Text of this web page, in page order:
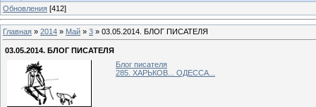
Обновления [412]
Главная » 2014 » Май » 3 » 03.05.2014. БЛОГ ПИСАТЕЛЯ
03.05.2014. БЛОГ ПИСАТЕЛЯ
Блог писателя
285. ХАРЬКОВ... ОДЕССА...